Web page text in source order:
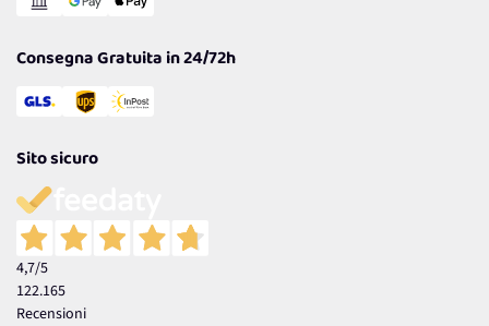
Consegna Gratuita in 24/72h
Sito sicuro
4,7/5
122.165
Recensioni